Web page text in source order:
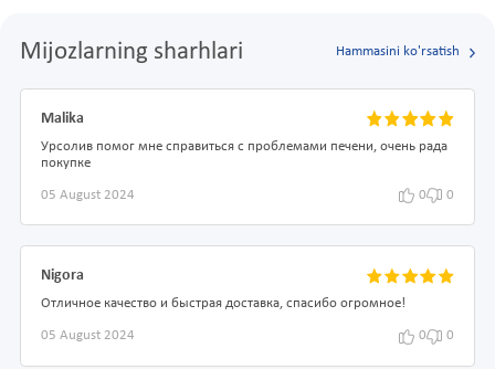
Mijozlarning sharhlari Hammasini ko'rsatish
Malika
Урсолив помог мне справиться с проблемами печени, очень рада
покупке
05 August 2024 0 0
Nigora
Отличное качество и быстрая доставка, спасибо огромное!
05 August 2024 0 0